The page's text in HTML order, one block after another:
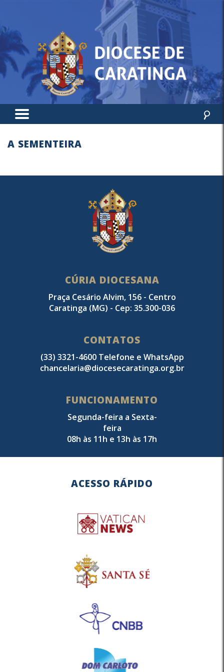
A SEMENTEIRA
CÚRIA DIOCESANA
Praça Cesário Alvim, 156 - Centro
Caratinga (MG) - Cep: 35.300-036
CONTATOS
(33) 3321-4600 Telefone e WhatsApp
chancelaria@diocesecaratinga.org.br
FUNCIONAMENTO
Segunda-feira a Sexta-
feira
08h às 11h e 13h às 17h
ACESSO RÁPIDO